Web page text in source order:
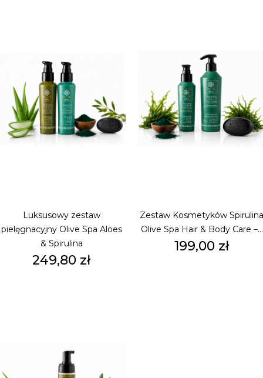
Luksusowy zestaw
pielęgnacyjny Olive Spa Aloes
& Spirulina
Cena
249,80 zł
Zestaw Kosmetyków Spirulina
Olive Spa Hair & Body Care –...
Cena
199,00 zł